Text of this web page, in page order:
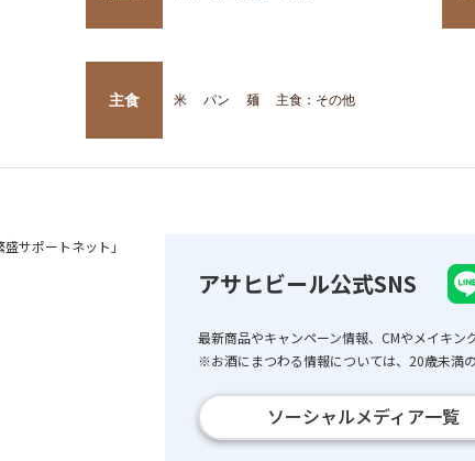
主食 米 パン 麺 主食：その他
サポートネット」
アサヒビール公式SNS
最新商品やキャンペーン情報、CMやメイキン
※お酒にまつわる情報については、20歳未満
ソーシャルメディア一覧